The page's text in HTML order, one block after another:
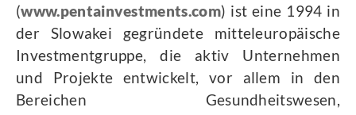
(www.pentainvestments.com) ist eine 1994 in
der Slowakei gegründete mitteleuropäische
Investmentgruppe, die aktiv Unternehmen
und Projekte entwickelt, vor allem in den
Bereichen Gesundheitswesen,